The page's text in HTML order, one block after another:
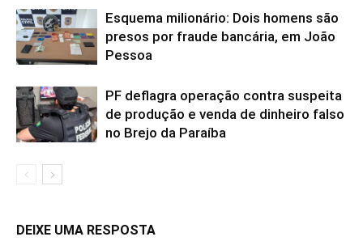
Esquema milionário: Dois homens são
presos por fraude bancária, em João
Pessoa
PF deflagra operação contra suspeita
de produção e venda de dinheiro falso
no Brejo da Paraíba
DEIXE UMA RESPOSTA